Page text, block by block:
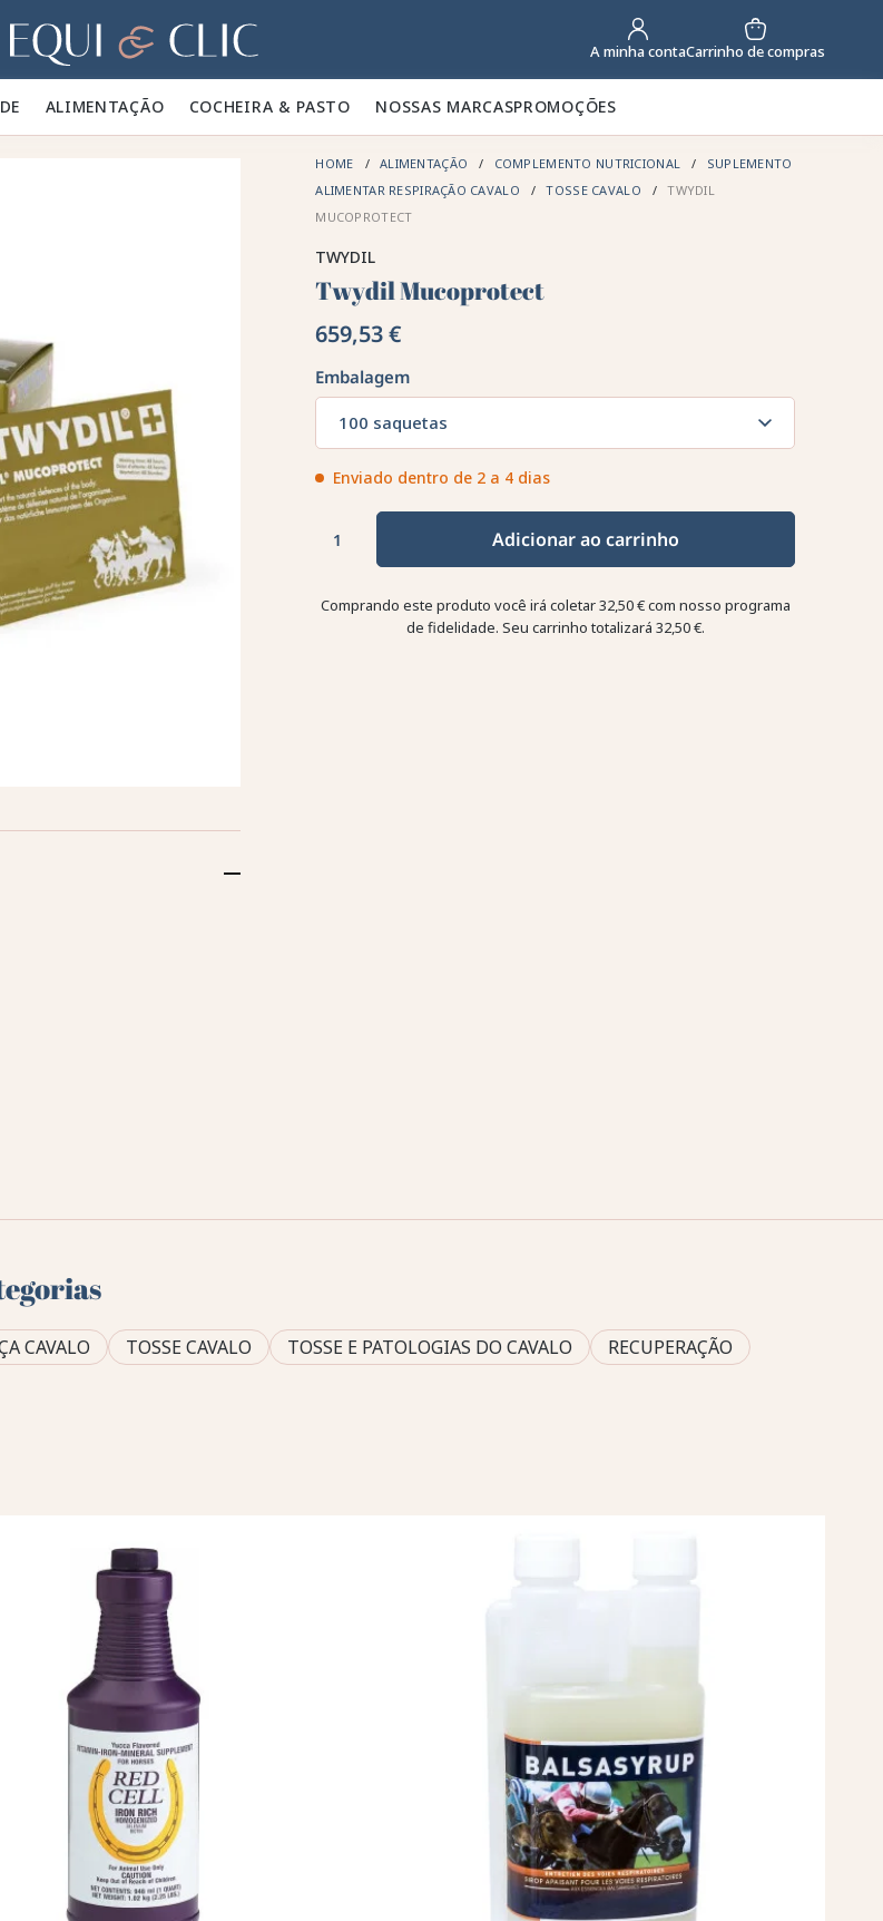
Lar A minha contaCarrinho de compras
✨ ALIMENTAÇÃO 🥕 COCHEIRA & PASTO 🍃 NOSSAS MARCASPROMOÇÕES
HOME ALIMENTAÇÃO COMPLEMENTO NUTRICIONAL
SUPLEMENTO
ALIMENTAR RESPIRAÇÃO CAVALO
TOSSE CAVALO
TWYDIL
MUCOPROTECT
TWYDIL
Twydil Mucoprotect
659,53 €
Embalagem
100 saquetas
Enviado dentro de 2 a 4 dias
Adicionar ao carrinho
Comprando este produto você irá coletar32,50 €com nosso programa
de fidelidade. Seu carrinho totalizará 32,50 €.
CAVALO TOSSE CAVALO TOSSE E PATOLOGIAS DO CAVALO
RECUPERAÇÃO